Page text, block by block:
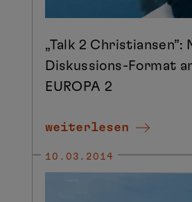
„Talk 2 Christiansen”:
Diskussions-Format
EUROPA 2
weiterlesen
10.03.2014